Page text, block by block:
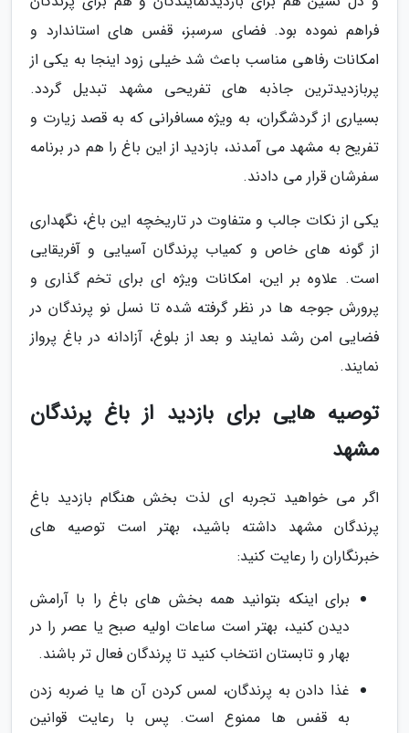
فراهم نموده بود. فضای سرسبز، قفس های استاندارد و
امکانات رفاهی مناسب باعث شد خیلی زود اینجا به یکی از
پربازدیدترین جاذبه های تفریحی مشهد تبدیل گردد.
بسیاری از گردشگران، به ویژه مسافرانی که به قصد زیارت و
تفریح به مشهد می آمدند، بازدید از این باغ را هم در برنامه
سفرشان قرار می دادند.
یکی از نکات جالب و متفاوت در تاریخچه این باغ، نگهداری
از گونه های خاص و کمیاب پرندگان آسیایی و آفریقایی
است. علاوه بر این، امکانات ویژه ای برای تخم گذاری و
پرورش جوجه ها در نظر گرفته شده تا نسل نو پرندگان در
فضایی امن رشد نمایند و بعد از بلوغ، آزادانه در باغ پرواز
نمایند.
توصیه هایی برای بازدید از باغ پرندگان
مشهد
اگر می خواهید تجربه ای لذت بخش هنگام بازدید باغ
پرندگان مشهد داشته باشید، بهتر است توصیه های
خبرنگاران را رعایت کنید:
برای اینکه بتوانید همه بخش های باغ را با آرامش
دیدن کنید، بهتر است ساعات اولیه صبح یا عصر را در
بهار و تابستان انتخاب کنید تا پرندگان فعال تر باشند.
غذا دادن به پرندگان، لمس کردن آن ها یا ضربه زدن
به قفس ها ممنوع است. پس با رعایت قوانین